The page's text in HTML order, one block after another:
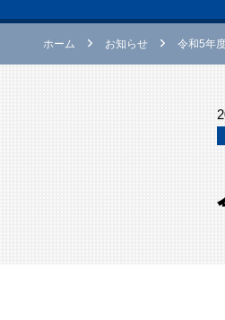
ホーム お知らせ 令和5年